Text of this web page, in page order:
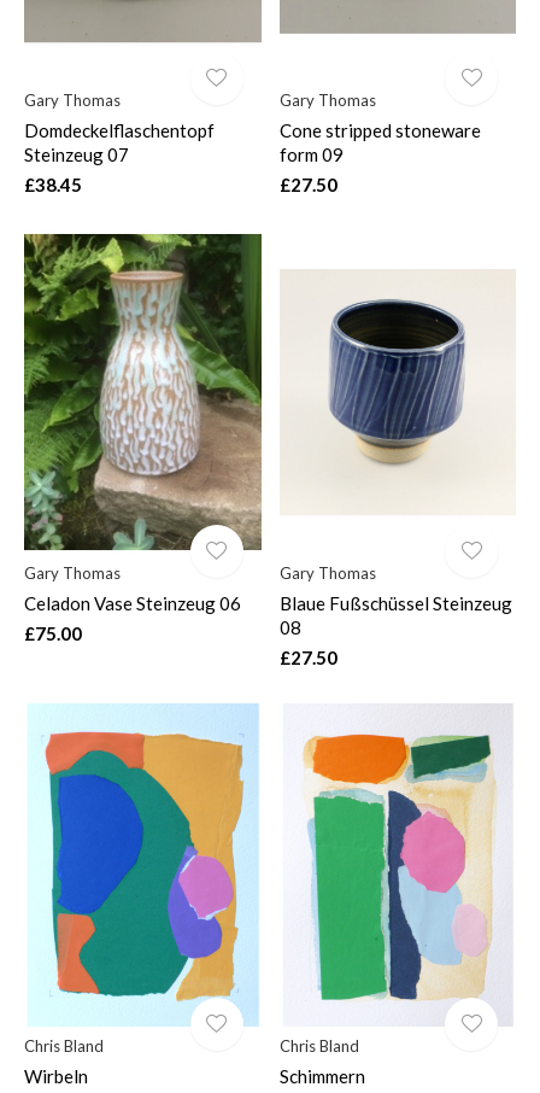
Gary Thomas
Domdeckelflaschentopf
Steinzeug 07
£38.45
Gary Thomas
Cone stripped stoneware
form 09
£27.50
Gary Thomas
Celadon Vase Steinzeug 06
£75.00
Gary Thomas
Blaue Fußschüssel Steinzeug
08
£27.50
Chris Bland
Wirbeln
Chris Bland
Schimmern